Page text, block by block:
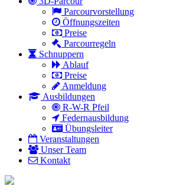
Parcourvorstellung
Öffnungszeiten
Preise
Parcourregeln
Schnuppern
Ablauf
Preise
Anmeldung
Ausbildungen
R-W-R Pfeil
Federnausbildung
Übungsleiter
Veranstaltungen
Unser Team
Kontakt